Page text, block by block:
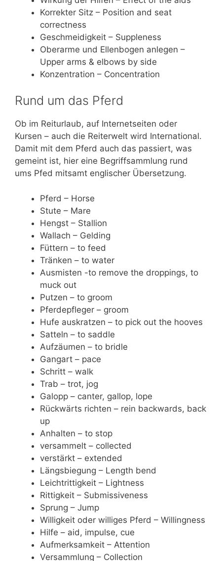
Korrekter Sitz – Position and seat
correctness
Geschmeidigkeit – Suppleness
Oberarme und Ellenbogen anlegen –
Upper arms & elbows by side
Konzentration – Concentration
Rund um das Pferd
Ob im Reiturlaub, auf Internetseiten oder
Kursen – auch die Reiterwelt wird International.
Damit mit dem Pferd auch das passiert, was
gemeint ist, hier eine Begriffsammlung rund
ums Pfed mitsamt englischer Übersetzung.
Pferd – Horse
Stute – Mare
Hengst – Stallion
Wallach – Gelding
Füttern – to feed
Tränken – to water
Ausmisten -to remove the droppings, to
muck out
Putzen – to groom
Pferdepfleger – groom
Hufe auskratzen – to pick out the hooves
Satteln – to saddle
Aufzäumen – to bridle
Gangart – pace
Schritt – walk
Trab – trot, jog
Galopp – canter, gallop, lope
Rückwärts richten – rein backwards, back
up
Anhalten – to stop
versammelt – collected
verstärkt – extended
Längsbiegung – Length bend
Leichtrittigkeit – Lightness
Rittigkeit – Submissiveness
Sprung – Jump
Willigkeit oder williges Pferd – Willingness
Hilfe – aid, impulse, cue
Aufmerksamkeit – Attention
Versammlung – Collection